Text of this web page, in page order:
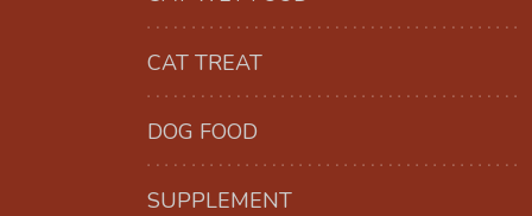
CAT TREAT
DOG FOOD
SUPPLEMENT